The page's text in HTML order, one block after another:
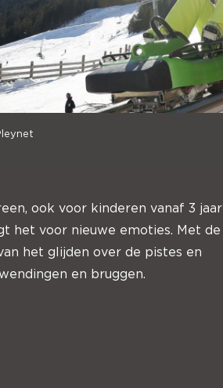
ook voor kinderen vanaf 3 jaar
het voor nieuwe emoties. Met de
het glijden over de pistes en
en bruggen.